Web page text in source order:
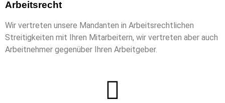
Arbeitsrecht
Wir vertreten unsere Mandanten in Arbeitsrechtlichen
Streitigkeiten mit Ihren Mitarbeitern, wir vertreten aber auch
Arbeitnehmer gegenüber Ihren Arbeitgeber.